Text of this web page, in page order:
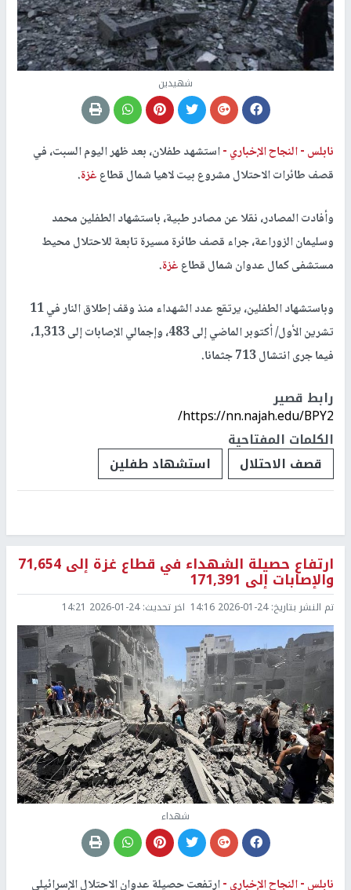
شهيدين
نابلس -النجاح الإخباري -استشهد طفلان، بعد ظهر اليوم السبت، في
قصف طائرات الاحتلال مشروع بيت لاهيا شمال قطاعغزة.
وأفادت المصادر، نقلا عن مصادر طبية، باستشهاد الطفلين محمد
وسليمان الزوراعة، جراء قصف طائرة مسيرة تابعة للاحتلال محيط
مستشفى كمال عدوان شمال قطاعغزة.
وباستشهاد الطفلين، يرتقع عدد الشهداء منذ وقف إطلاق النار في 11
تشرين الأول/ أكتوبر الماضي إلى 483، وإجمالي الإصابات إلى 1,313،
فيما جرى انتشال 713 جثمانا.
رابط قصير
https://nn.najah.edu/BPY2/
الكلمات المفتاحية
قصف الاحتلال
استشهاد طفلين
ارتفاع حصيلة الشهداء في قطاع غزة إلى 71,654
والإصابات إلى 171,391
تم النشر بتاريخ:2026-01-24 14:16 اخر تحديث:2026-01-24 14:21
شهداء
نابلس -النجاح الإخباري -ارتفعت حصيلة عدوان الاحتلال الإسرائيلي